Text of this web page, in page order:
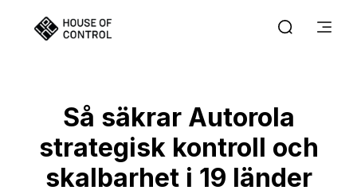
Så säkrar Autorola
strategisk kontroll och
skalbarhet i 19 länder